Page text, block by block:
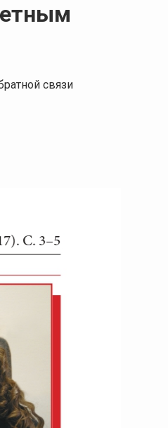
связи